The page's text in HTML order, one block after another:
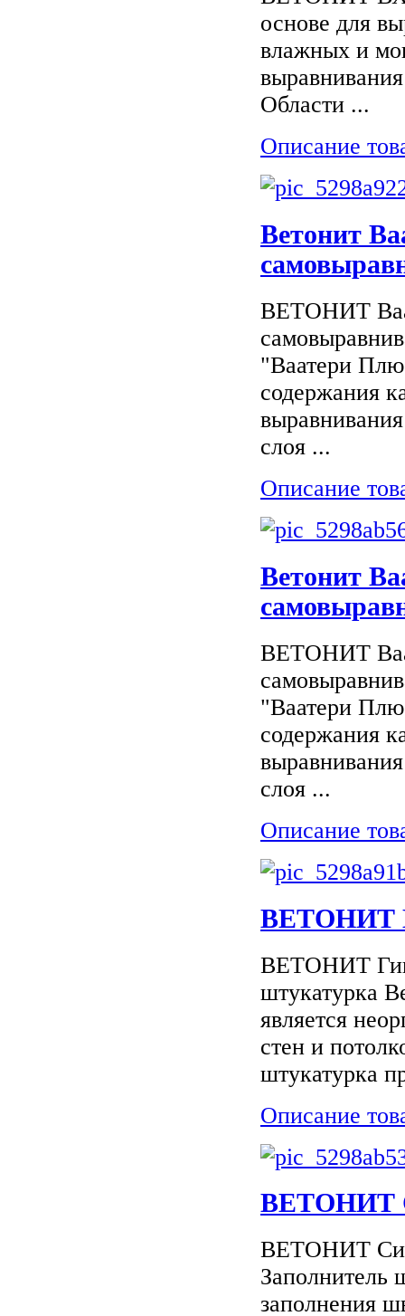
основе для
влажных и
Области ...
Описание
Ветонит
ВЕТОНИТ
"Ваатери
содержания
слоя ...
Описание
Ветонит
ВЕТОНИТ
"Ваатери
содержания
слоя ...
Описание
ВЕТОНИТ
ВЕТОНИТ
штукатурка
является
стен и
штукатурка
Описание
ВЕТОНИТ
ВЕТОНИТ
Заполнитель
заполнения